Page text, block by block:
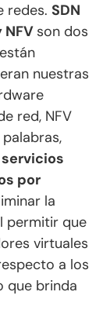
redes. SDN
son dos
nuestras
red, NFV
servicios
por
la
permitir que
virtuales
a los
que brinda